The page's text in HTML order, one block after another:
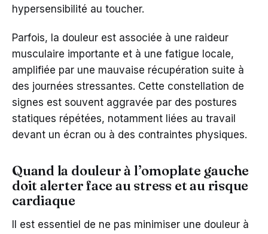
hypersensibilité au toucher.
Parfois, la douleur est associée à une raideur
musculaire importante et à une fatigue locale,
amplifiée par une mauvaise récupération suite à
des journées stressantes. Cette constellation de
signes est souvent aggravée par des postures
statiques répétées, notamment liées au travail
devant un écran ou à des contraintes physiques.
Quand la douleur à l’omoplate gauche
doit alerter face au stress et au risque
cardiaque
Il est essentiel de ne pas minimiser une douleur à